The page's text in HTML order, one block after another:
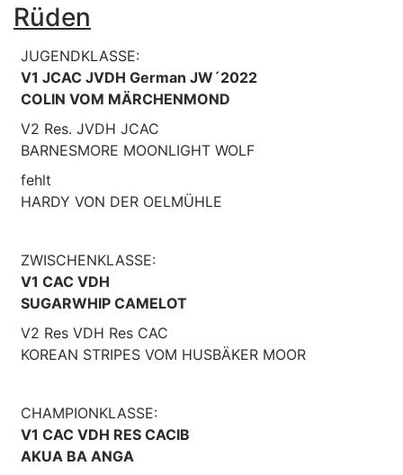
Rüden
JUGENDKLASSE:
V1 JCAC JVDH German JW´2022
COLIN VOM MÄRCHENMOND
V2 Res. JVDH JCAC
BARNESMORE MOONLIGHT WOLF
fehlt
HARDY VON DER OELMÜHLE
ZWISCHENKLASSE:
V1 CAC VDH
SUGARWHIP CAMELOT
V2 Res VDH Res CAC
KOREAN STRIPES VOM HUSBÄKER MOOR
CHAMPIONKLASSE:
V1 CAC VDH RES CACIB
AKUA BA ANGA